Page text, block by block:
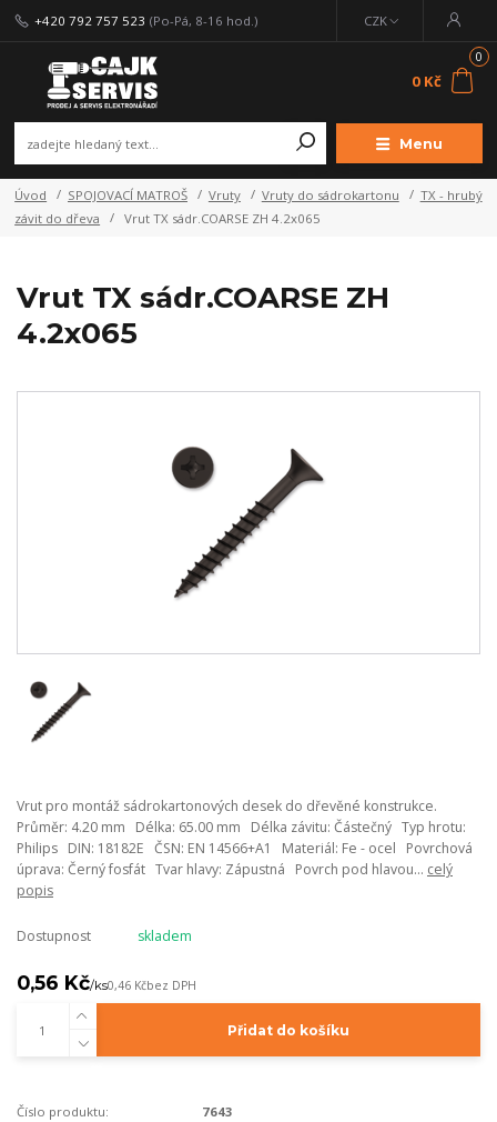
Menu
CZK
+420 792 757 523 (Po-Pá, 8-16 hod.)
0
0 Kč
Úvod SPOJOVACÍ MATROŠ Vruty Vruty do sádrokartonu
TX - hrubý
závit do dřeva
Vrut TX sádr.COARSE ZH 4.2x065
Vrut TX sádr.COARSE ZH
4.2x065
Vrut pro montáž sádrokartonových desek do dřevěné konstrukce.
Průměr: 4.20 mm Délka: 65.00 mm Délka závitu: Částečný Typ hrotu:
Philips DIN: 18182E ČSN: EN 14566+A1 Materiál: Fe - ocel Povrchová
úprava: Černý fosfát Tvar hlavy: Zápustná Povrch pod hlavou... celý
popis
Dostupnost skladem
0,56 Kč/ks0,46 Kčbez DPH
Přidat do košíku
Číslo produktu:
7643